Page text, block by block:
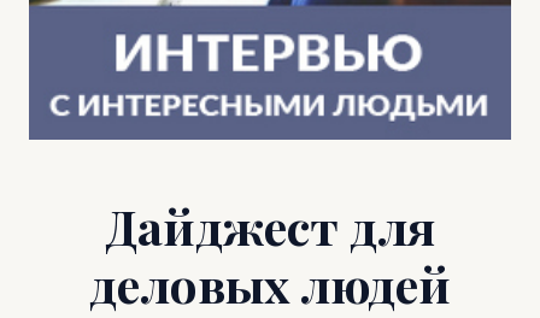
Дайджест для
деловых людей